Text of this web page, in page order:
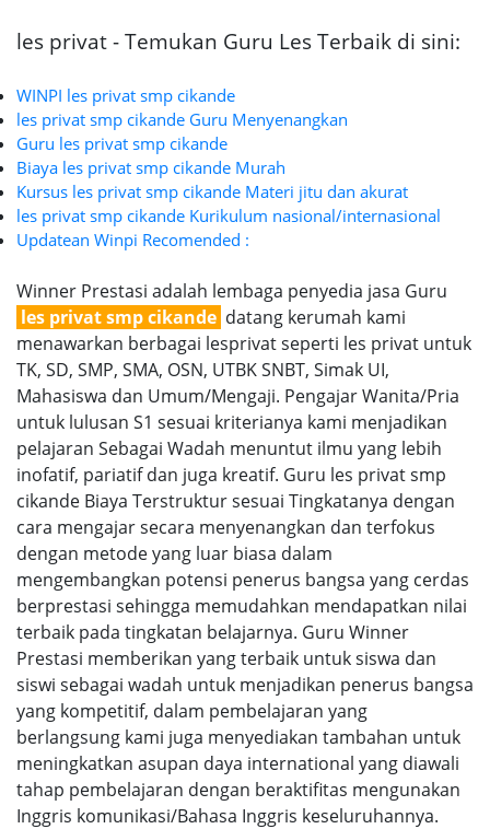
les privat - Temukan Guru Les Terbaik di sini:
WINPI les privat smp cikande
les privat smp cikande Guru Menyenangkan
Guru les privat smp cikande
Biaya les privat smp cikande Murah
Kursus les privat smp cikande Materi jitu dan akurat
les privat smp cikande Kurikulum nasional/internasional
Updatean Winpi Recomended :
Winner Prestasi adalah lembaga penyedia jasa Guru
les privat smp cikande datang kerumah kami
menawarkan berbagai lesprivat seperti les privat untuk
TK, SD, SMP, SMA, OSN, UTBK SNBT, Simak UI,
Mahasiswa dan Umum/Mengaji. Pengajar Wanita/Pria
untuk lulusan S1 sesuai kriterianya kami menjadikan
pelajaran Sebagai Wadah menuntut ilmu yang lebih
inofatif, pariatif dan juga kreatif. Guru les privat smp
cikande Biaya Terstruktur sesuai Tingkatanya dengan
cara mengajar secara menyenangkan dan terfokus
dengan metode yang luar biasa dalam
mengembangkan potensi penerus bangsa yang cerdas
berprestasi sehingga memudahkan mendapatkan nilai
terbaik pada tingkatan belajarnya. Guru Winner
Prestasi memberikan yang terbaik untuk siswa dan
siswi sebagai wadah untuk menjadikan penerus bangsa
yang kompetitif, dalam pembelajaran yang
berlangsung kami juga menyediakan tambahan untuk
meningkatkan asupan daya international yang diawali
tahap pembelajaran dengan beraktifitas mengunakan
Inggris komunikasi/Bahasa Inggris keseluruhannya.